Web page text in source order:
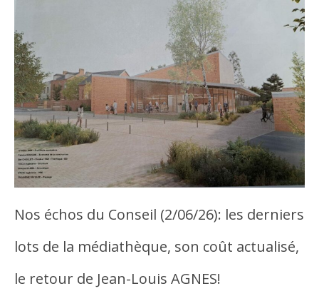
Nos échos du Conseil (2/06/26): les derniers
lots de la médiathèque, son coût actualisé,
le retour de Jean-Louis AGNES!